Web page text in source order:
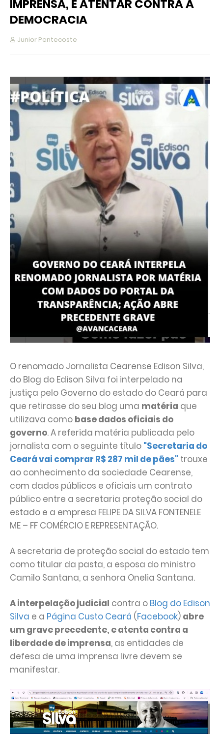
IMPRENSA, É ATENTAR CONTRA A
DEMOCRACIA
Junior Pentecoste
O renomado Jornalista Cearense Edison Silva,
do Blog do Edison Silva foi interpelado na
justiça pelo Governo do estado do Ceará para
que retirasse do seu blog uma matéria que
utilizava como base dados oficiais do
governo. A referida matéria publicada pelo
jornalista com o seguinte título "Secretaria do
Ceará vai comprar R$ 287 mil de pães" trouxe
ao conhecimento da sociedade Cearense,
com dados públicos e oficiais um contrato
público entre a secretaria proteção social do
estado e a empresa FELIPE DA SILVA FONTENELE
ME – FF COMÉRCIO E REPRESENTAÇÃO.
A secretaria de proteção social do estado tem
como titular da pasta, a esposa do ministro
Camilo Santana, a senhora Onelia Santana.
A interpelação judicial contra o Blog do Edison
Silva e a Página Custo Ceará (Facebook) abre
um grave precedente, e atenta contra a
liberdade de imprensa, as entidades de
defesa de uma imprensa livre devem se
manifestar.